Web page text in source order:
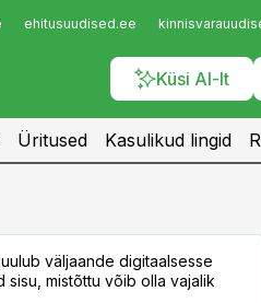
ehitusuudised.ee
Küsi AI-lt
Üritused Kasulikud lingid
väljaande digitaalsesse
sisu, mistõttu võib olla vajalik